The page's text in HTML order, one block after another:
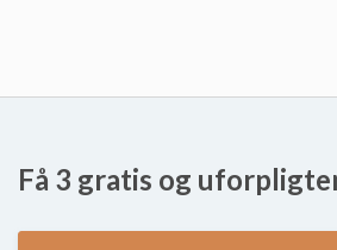
Få 3 gratis og